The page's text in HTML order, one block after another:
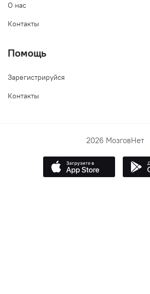
О нас
Контакты
Помощь
Зарегистрируйся
Контакты
2026 МозговНет